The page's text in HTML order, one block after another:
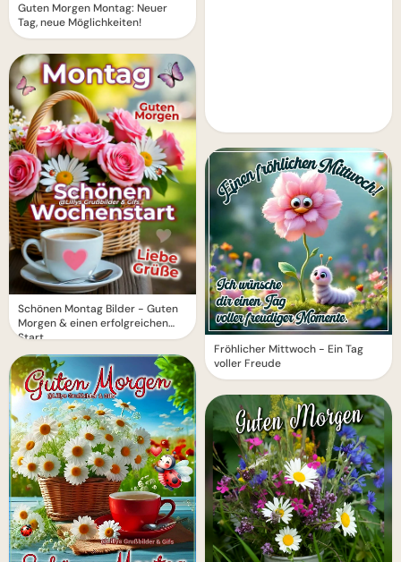
Guten Morgen Montag: Neuer
Tag, neue Möglichkeiten!
Schönen Montag Bilder - Guten
Morgen & einen erfolgreichen
Start
Fröhlicher Mittwoch - Ein Tag
voller Freude